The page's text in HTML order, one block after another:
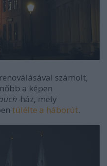
számolt,
a képen
-ház, mely
túlélte a háborút.